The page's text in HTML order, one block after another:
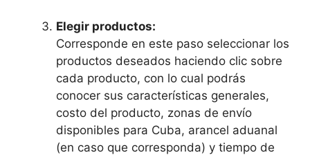
Elegir productos:
Corresponde en este paso seleccionar los
productos deseados haciendo clic sobre
cada producto, con lo cual podrás
conocer sus características generales,
costo del producto, zonas de envío
disponibles para Cuba, arancel aduanal
(en caso que corresponda) y tiempo de